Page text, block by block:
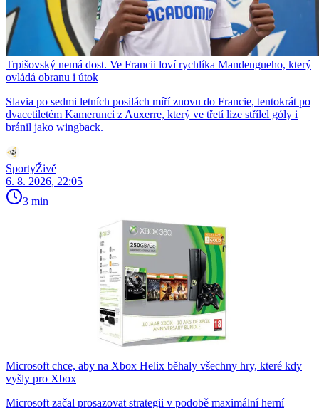
Trpišovský nemá dost. Ve Francii loví rychlíka Mandengueho, který
ovládá obranu i útok
Slavia po sedmi letních posilách míří znovu do Francie, tentokrát po
dvacetiletém Kamerunci z Auxerre, který ve třetí lize střílel góly i
bránil jako wingback.
SportyŽivě
6. 8. 2026, 22:05
3 min
Microsoft chce, aby na Xbox Helix běhaly všechny hry, které kdy
vyšly pro Xbox
Microsoft začal prosazovat strategii v podobě maximální herní